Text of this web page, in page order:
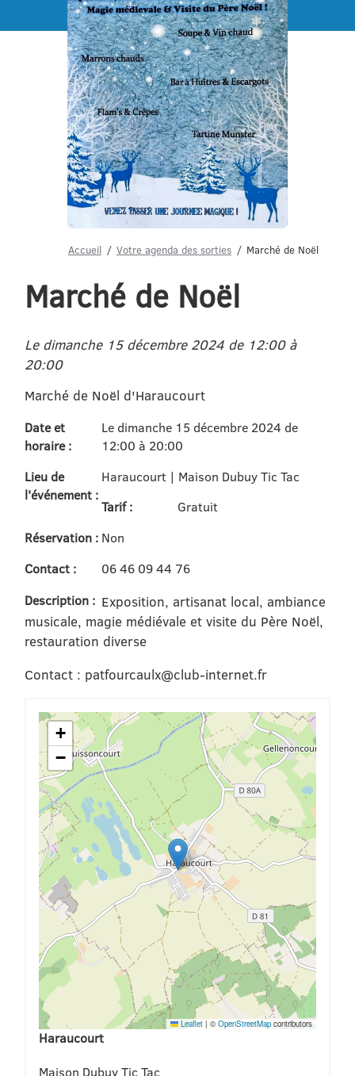
Menu
Accueil Votre agenda des sorties Marché de Noël
Marché de Noël
Le dimanche 15 décembre 2024 de 12:00 à
20:00
Marché de Noël d'Haraucourt
Date et
horaire :
Le dimanche 15 décembre 2024 de
12:00 à 20:00
Lieu de
l'événement :
Haraucourt | Maison Dubuy Tic Tac
Tarif :
Gratuit
Réservation : Non
Contact :
06 46 09 44 76
Description : Exposition, artisanat local, ambiance
musicale, magie médiévale et visite du Père Noël,
restauration diverse
Contact : patfourcaulx@club-internet.fr
+
−
Leaflet | ©OpenStreetMap contributors
Haraucourt
Maison Dubuy Tic Tac